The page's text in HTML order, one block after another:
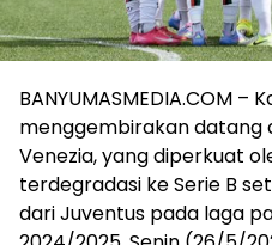
BANYUMASMEDIA.COM –
menggembirakan datang
Venezia, yang diperkuat
terdegradasi ke Serie B
dari Juventus pada laga